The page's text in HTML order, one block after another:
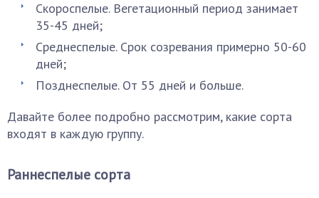
Скороспелые. Вегетационный период занимает
35-45 дней;
Среднеспелые. Срок созревания примерно 50-60
дней;
Позднеспелые. От 55 дней и больше.
Давайте более подробно рассмотрим, какие сорта
входят в каждую группу.
Раннеспелые сорта